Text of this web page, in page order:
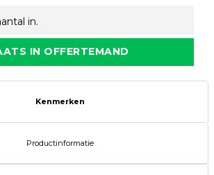
in.
IN OFFERTEMAND
Kenmerken
Productinformatie